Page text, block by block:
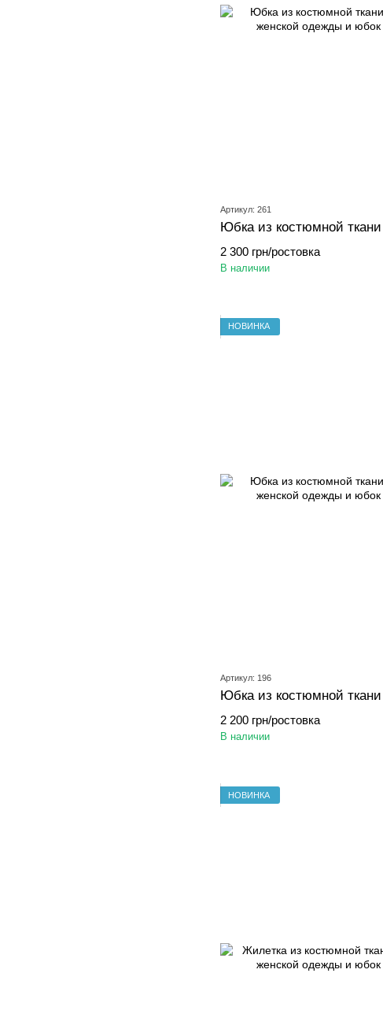
Артикул: 261
Юбка из костюмной ткани
2 300 грн/ростовка
В наличии
НОВИНКА
Артикул: 196
Юбка из костюмной ткани
2 200 грн/ростовка
В наличии
НОВИНКА